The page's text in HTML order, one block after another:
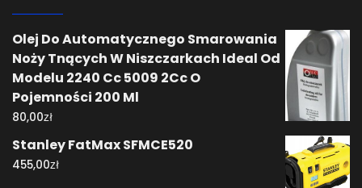
Olej Do Automatycznego Smarowania
Noży Tnących W Niszczarkach Ideal Od
Modelu 2240 Cc 5009 2Cc O
Pojemności 200 Ml
80,00zł
Stanley FatMax SFMCE520
455,00zł